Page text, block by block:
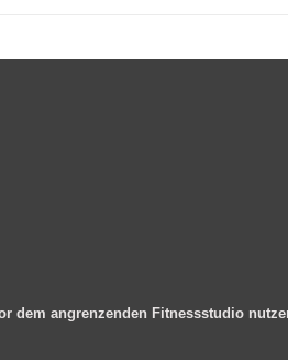
dem angrenzenden Fitnessstudio